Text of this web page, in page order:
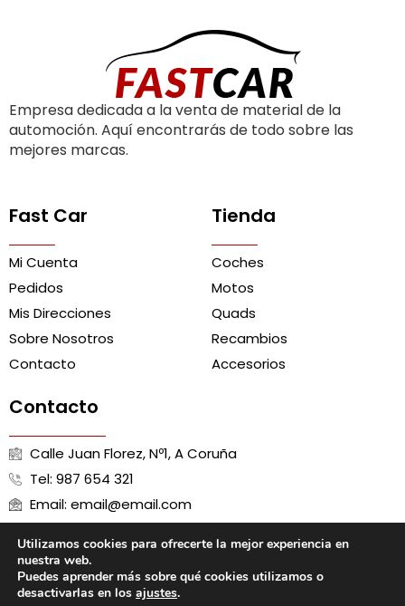
Empresa dedicada a la venta de material de la
automoción. Aquí encontrarás de todo sobre las
mejores marcas.
Fast Car
Mi Cuenta
Pedidos
Mis Direcciones
Sobre Nosotros
Contacto
Tienda
Coches
Motos
Quads
Recambios
Accesorios
Contacto
Calle Juan Florez, Nº1, A Coruña
Tel: 987 654 321
Email: email@email.com
Aviso Legal Política de Cookies
Política de Privacidad
Utilizamos cookies para ofrecerte la mejor experiencia en
nuestra web.
Puedes aprender más sobre qué cookies utilizamos o
desactivarlas en los ajustes.